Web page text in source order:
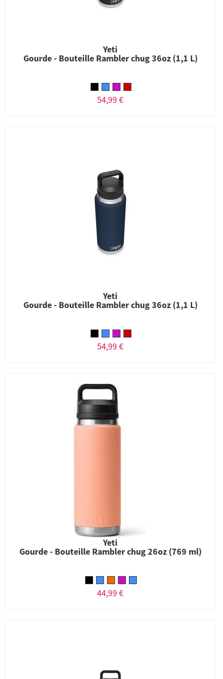
Yeti
Gourde - Bouteille Rambler chug 36oz (1,1 L)
54,99 €
Yeti
Gourde - Bouteille Rambler chug 36oz (1,1 L)
54,99 €
Yeti
Gourde - Bouteille Rambler chug 26oz (769 ml)
44,99 €